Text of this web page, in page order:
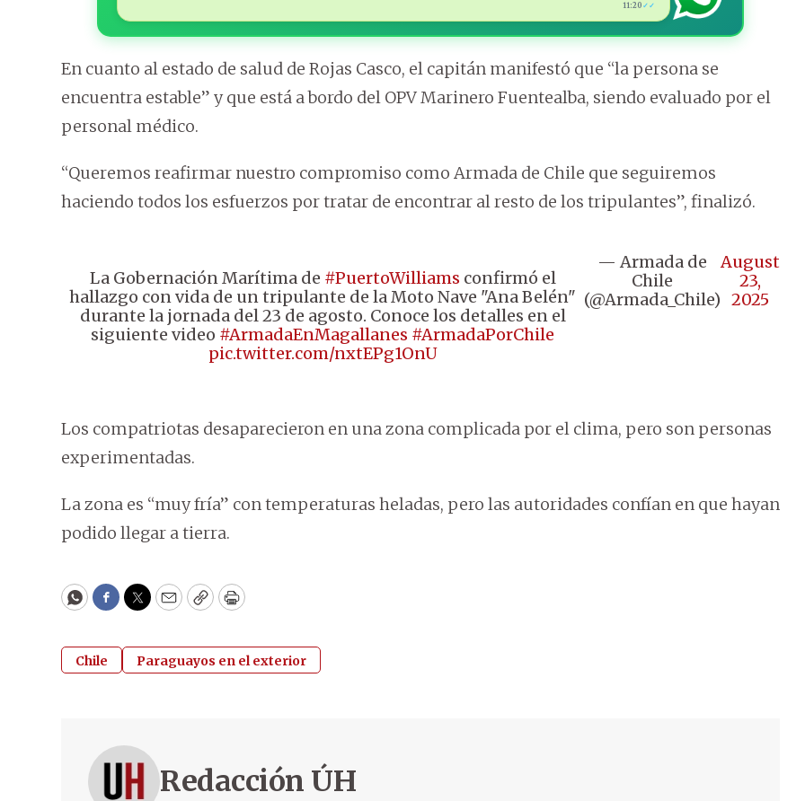
11:20 ✓✓
En cuanto al estado de salud de Rojas Casco, el capitán manifestó que “la persona se
encuentra estable” y que está a bordo del OPV Marinero Fuentealba, siendo evaluado por el
personal médico.
“Queremos reafirmar nuestro compromiso como Armada de Chile que seguiremos
haciendo todos los esfuerzos por tratar de encontrar al resto de los tripulantes”, finalizó.
La Gobernación Marítima de #PuertoWilliams confirmó el
hallazgo con vida de un tripulante de la Moto Nave "Ana Belén"
durante la jornada del 23 de agosto. Conoce los detalles en el
siguiente video #ArmadaEnMagallanes #ArmadaPorChile
pic.twitter.com/nxtEPg1OnU
— Armada de
Chile
(@Armada_Chile)
August
23,
2025
Los compatriotas desaparecieron en una zona complicada por el clima, pero son personas
experimentadas.
La zona es “muy fría” con temperaturas heladas, pero las autoridades confían en que hayan
podido llegar a tierra.
WhatsApp
Facebook
Twitter
EmailCopyPrint
Chile Paraguayos en el exterior
Redacción ÚH